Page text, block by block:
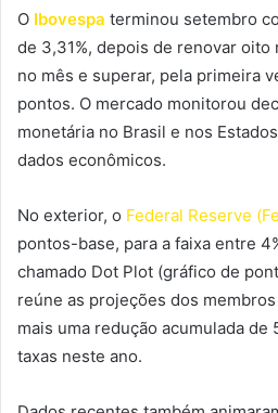
O Ibovespa terminou setembro
de 3,31%, depois de renovar
no mês e superar, pela primeira
pontos. O mercado monitorou
monetária no Brasil e nos
dados econômicos.
No exterior, o Federal Reserve
pontos-base, para a faixa entre
chamado Dot Plot (gráfico de
reúne as projeções dos
mais uma redução acumulada de
taxas neste ano.